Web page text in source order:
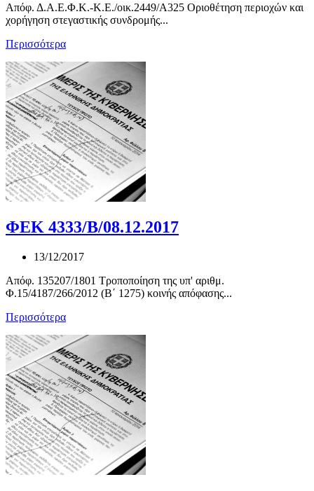
Απόφ. Δ.Α.Ε.Φ.Κ.-Κ.Ε./οικ.2449/Α325 Οριοθέτηση περιοχών και
χορήγηση στεγαστικής συνδρομής...
Περισσότερα
ΦΕΚ 4333/Β/08.12.2017
13/12/2017
Απόφ. 135207/1801 Τροποποίηση της υπ' αριθμ.
Φ.15/4187/266/2012 (Β΄ 1275) κοινής απόφασης...
Περισσότερα